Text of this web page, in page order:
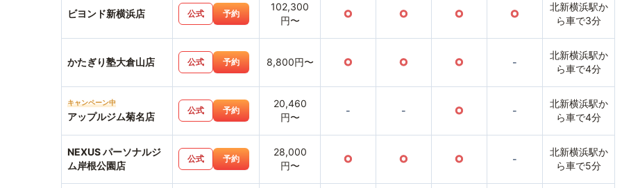
ビヨンド新横浜店 公式 予約
102,300
円〜
○ ○ ○ ○
北新横浜駅か
ら車で3分
かたぎり塾大倉山店 公式 予約 8,800円〜 ○ ○ ○ -
北新横浜駅か
ら車で4分
キャンペーン中
アップルジム菊名店
公式 予約
20,460
円〜
- - ○ -
北新横浜駅か
ら車で4分
NEXUS パーソナルジ
ム岸根公園店
公式 予約
28,000
円〜
○ ○ ○ -
北新横浜駅か
ら車で5分